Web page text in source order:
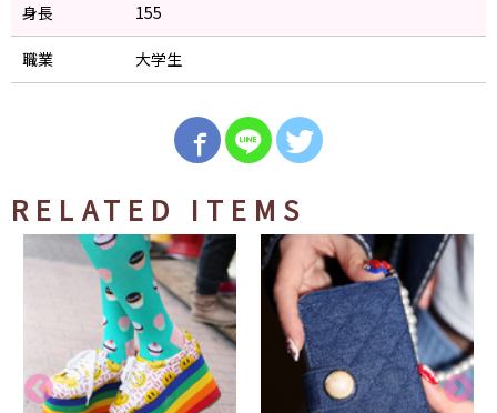
身長 155
職業 大学生
RELATED ITEMS